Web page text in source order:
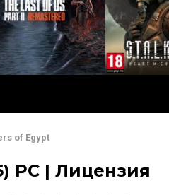
of Egypt
PC | Лицензия